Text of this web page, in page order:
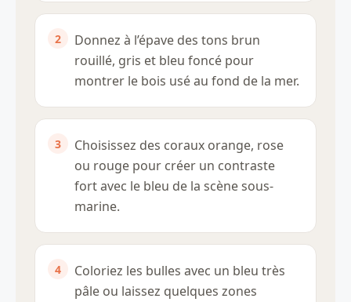
Donnez à l’épave des tons brun
rouillé, gris et bleu foncé pour
montrer le bois usé au fond de la mer.
Choisissez des coraux orange, rose
ou rouge pour créer un contraste
fort avec le bleu de la scène sous-
marine.
Coloriez les bulles avec un bleu très
pâle ou laissez quelques zones